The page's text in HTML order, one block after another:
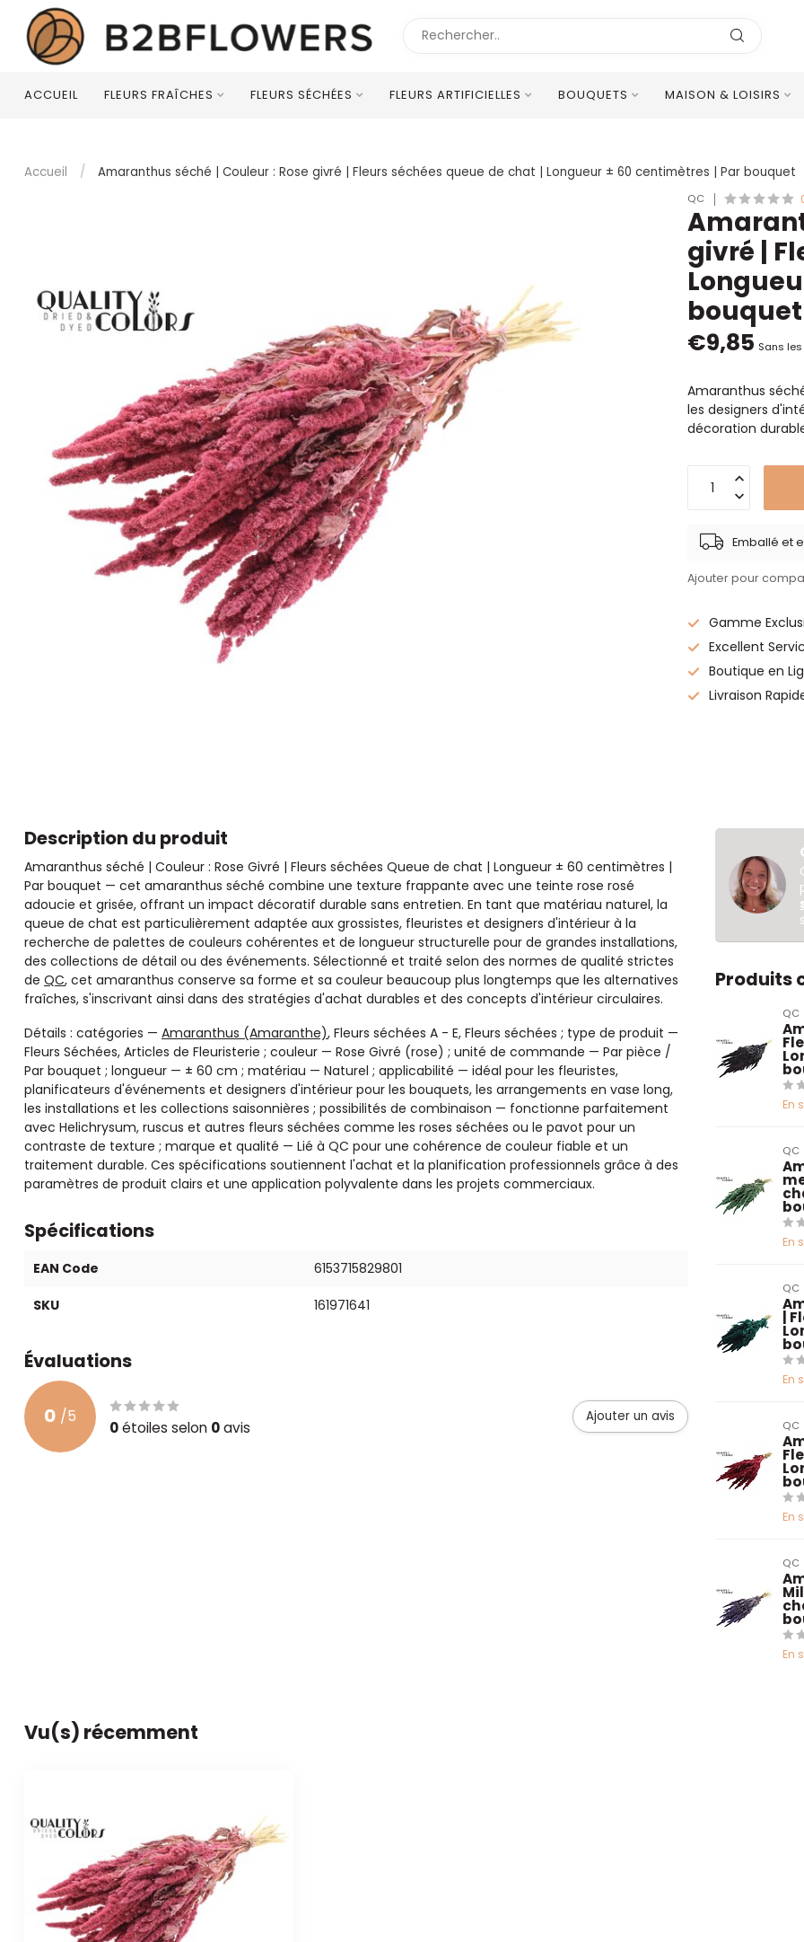
ACCUEIL FLEURS FRAÎCHES FLEURS SÉCHÉES FLEURS ARTIFICIELLES BOUQUETS MAISON & LOISIRS
Accueil / Amaranthus séché | Couleur : Rose givré | Fleurs séchées queue de chat | Longueur ± 60 centimètres | Par bouquet
QC
givré |
bouquet
€9,85 Sans
Amaranthus
les designers
décoration
Emballé et
Ajouter pour
Gamme
Excellent
Boutique en
Livraison
Description du produit
Amaranthus séché | Couleur : Rose Givré | Fleurs séchées Queue de chat | Longueur ± 60 centimètres |
Par bouquet — cet amaranthus séché combine une texture frappante avec une teinte rose rosé
adoucie et grisée, offrant un impact décoratif durable sans entretien. En tant que matériau naturel, la
queue de chat est particulièrement adaptée aux grossistes, fleuristes et designers d'intérieur à la
recherche de palettes de couleurs cohérentes et de longueur structurelle pour de grandes installations,
des collections de détail ou des événements. Sélectionné et traité selon des normes de qualité strictes
de QC, cet amaranthus conserve sa forme et sa couleur beaucoup plus longtemps que les alternatives
fraîches, s'inscrivant ainsi dans des stratégies d'achat durables et des concepts d'intérieur circulaires.
Détails : catégories — Amaranthus (Amaranthe), Fleurs séchées A - E, Fleurs séchées ; type de produit —
Fleurs Séchées, Articles de Fleuristerie ; couleur — Rose Givré (rose) ; unité de commande — Par pièce /
Par bouquet ; longueur — ± 60 cm ; matériau — Naturel ; applicabilité — idéal pour les fleuristes,
planificateurs d'événements et designers d'intérieur pour les bouquets, les arrangements en vase long,
les installations et les collections saisonnières ; possibilités de combinaison — fonctionne parfaitement
avec Helichrysum, ruscus et autres fleurs séchées comme les roses séchées ou le pavot pour un
contraste de texture ; marque et qualité — Lié à QC pour une cohérence de couleur fiable et un
traitement durable. Ces spécifications soutiennent l'achat et la planification professionnels grâce à des
paramètres de produit clairs et une application polyvalente dans les projets commerciaux.
Spécifications
EAN Code 6153715829801
SKU 161971641
Évaluations
0 /5
0étoiles selon 0avis
Ajouter un avis
Produits
QC
En
QC
En
QC
|
En
QC
En
QC
En
Vu(s) récemment